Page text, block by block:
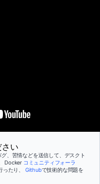
い
、苦情などを送信して、デスクト
Docker コミュニティフォーラ
たり、 Githubで技術的な問題を